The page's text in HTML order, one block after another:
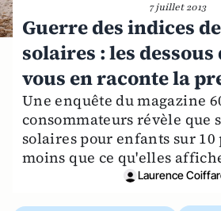
7 juillet 2013
Guerre des indices
solaires : les dessous
vous en raconte la
Une enquête du magazine
consommateurs révèle que
solaires pour enfants sur
moins que ce qu'elles
Laurence